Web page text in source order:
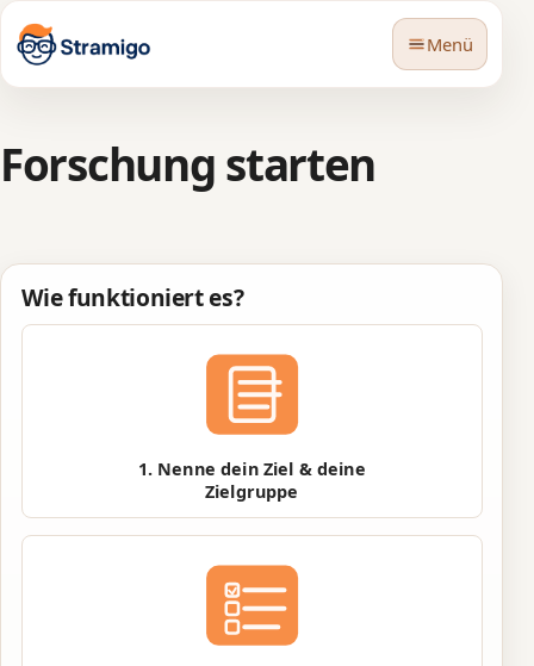
Menü
Forschung starten
Wie funktioniert es?
1. Nenne dein Ziel & deine
Zielgruppe